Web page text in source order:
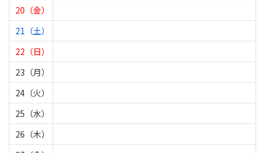
20（金）
21（土）
22（日）
23（月）
24（火）
25（水）
26（木）